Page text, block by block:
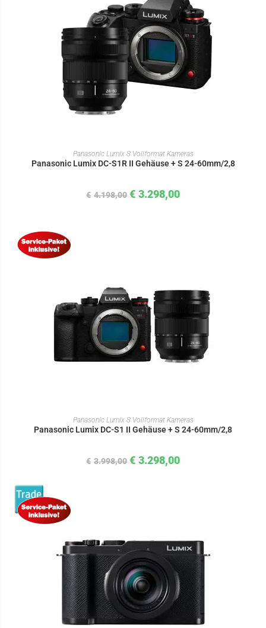
IN DEN WARENKORB
Panasonic Lumix S Vollformat Kameras
Panasonic Lumix DC-S1R II Gehäuse + S 24-60mm/2,8
€ 4.198,00 € 3.298,00
IN DEN WARENKORB
Panasonic Lumix S Vollformat Kameras
Panasonic Lumix DC-S1 II Gehäuse + S 24-60mm/2,8
€ 3.998,00 € 3.298,00